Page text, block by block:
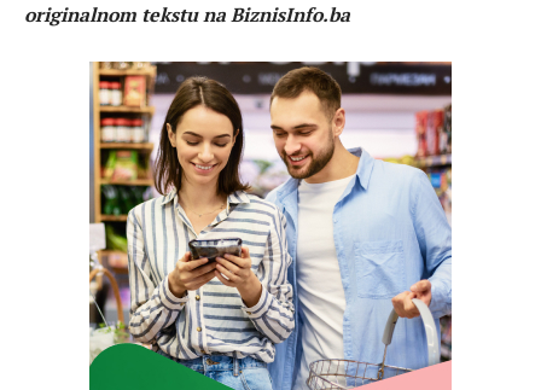
originalnom tekstu na BiznisInfo.ba